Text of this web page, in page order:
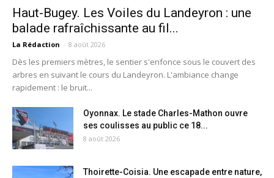
Haut-Bugey. Les Voiles du Landeyron : une
balade rafraîchissante au fil...
La Rédaction - 8 août 2026
Dès les premiers mètres, le sentier s'enfonce sous le couvert des
arbres en suivant le cours du Landeyron. L'ambiance change
rapidement : le bruit...
Oyonnax. Le stade Charles-Mathon ouvre
ses coulisses au public ce 18...
8 août 2026
Thoirette-Coisia. Une escapade entre nature,